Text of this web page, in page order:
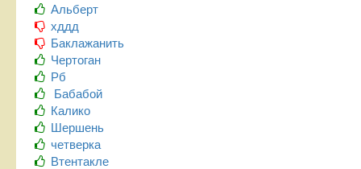
Альберт
хддд
Баклажанить
Чертоган
Рб
Бабабой
Калико
Шершень
четверка
Втентакле